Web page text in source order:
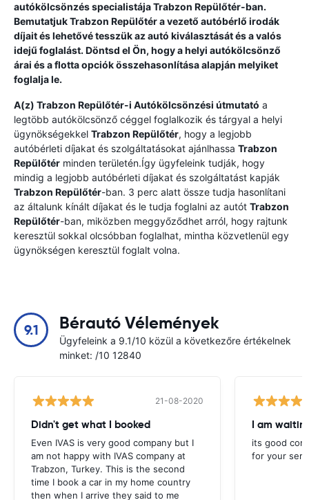
autókölcsönzés specialistájaTrabzon Repülőtér-ban.
BemutatjukTrabzon Repülőtéra vezető autóbérlő irodák
díjait és lehetővé tesszük az autó kiválasztását és a valós
idejű foglalást. Döntsd el Ön, hogy a helyi autókölcsönző
árai és a flotta opciók összehasonlítása alapján melyiket
foglalja le.
A(z) Trabzon Repülőtér-i Autókölcsönzési útmutató a
legtöbb autókölcsönző céggel foglalkozik és tárgyal a helyi
ügynökségekkel Trabzon Repülőtér, hogy a legjobb
autóbérleti díjakat és szolgáltatásokat ajánlhassa Trabzon
Repülőtér minden területén.Így ügyfeleink tudják, hogy
mindig a legjobb autóbérleti díjakat és szolgáltatást kapják
Trabzon Repülőtér-ban. 3 perc alatt össze tudja hasonlítani
az általunk kínált díjakat és le tudja foglalni az autót Trabzon
Repülőtér-ban, miközben meggyőződhet arról, hogy rajtunk
keresztül sokkal olcsóbban foglalhat, mintha közvetlenül egy
ügynökségen keresztül foglalt volna.
9.1 Bérautó Vélemények
Ügyfeleink a 9.1/10 közül a következőre értékelnek
minket: /10 12840
21-08-2020
Didn't get what I booked
Even IVAS is very good company but I
am not happy with IVAS company at
Trabzon, Turkey. This is the second
time I book a car in my home country
then when I arrive they said to me
its good
for your